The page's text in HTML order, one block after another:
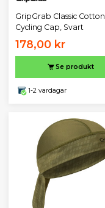
GripGrab Classic Cotton
Cycling Cap, Svart
178,00 kr
Se produkt
1-2 vardagar